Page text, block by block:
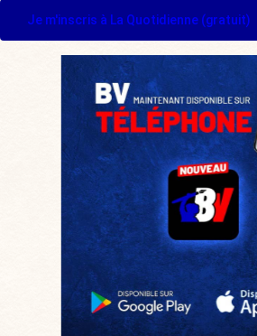
Je m'inscris à La Quotidienne (gratuit)